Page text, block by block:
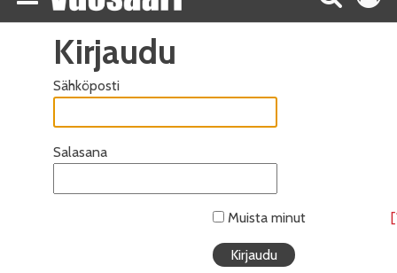
Kirjaudu
Sähköposti
Salasana
Muista minut